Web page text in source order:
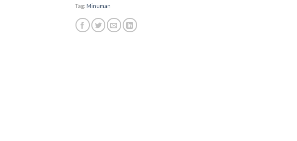
Tag: Minuman